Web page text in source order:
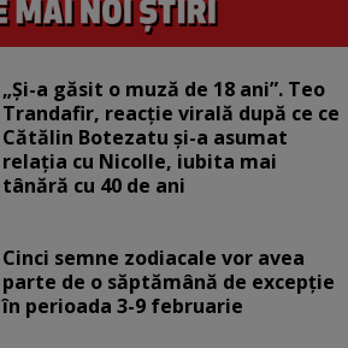
„Și-a găsit o muză de 18 ani”. Teo
Trandafir, reacție virală după ce ce
Cătălin Botezatu și-a asumat
relația cu Nicolle, iubita mai
tânără cu 40 de ani
Cinci semne zodiacale vor avea
parte de o săptămână de excepție
în perioada 3-9 februarie